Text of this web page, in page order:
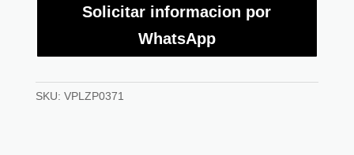
Solicitar informacion por
WhatsApp
SKU: VPLZP0371